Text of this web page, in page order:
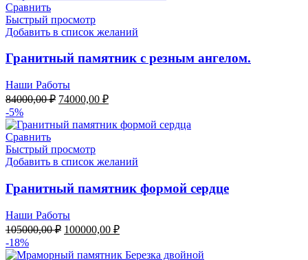
Сравнить
Быстрый просмотр
Добавить в список желаний
Гранитный памятник с резным ангелом.
Наши Работы
84000,00₽ Первоначальная
составляла
74000,00 ₽Текущая
74000,00 ₽.
-5%
Сравнить
Быстрый просмотр
Добавить в список желаний
Гранитный памятник формой сердце
Наши Работы
105000,00₽ Первоначальная
составляла
100000,00 ₽Текущая
100000,00 ₽.
-18%